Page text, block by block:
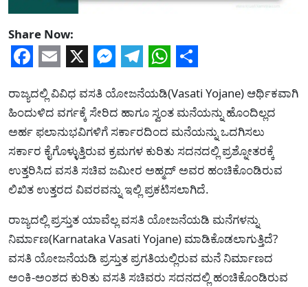
Share Now:
Facebook
Email
X Messenger
Telegram
WhatsApp
Share
ರಾಜ್ಯದಲ್ಲಿ ವಿವಿಧ ವಸತಿ ಯೋಜನೆಯಡಿ(Vasati Yojane) ಆರ್ಥಿಕವಾಗಿ
ಹಿಂದುಳಿದ ವರ್ಗಕ್ಕೆ ಸೇರಿದ ಹಾಗೂ ಸ್ವಂತ ಮನೆಯನ್ನು ಹೊಂದಿಲ್ಲದ
ಅರ್ಹ ಫಲಾನುಭವಿಗಳಿಗೆ ಸರ್ಕಾರದಿಂದ ಮನೆಯನ್ನು ಒದಗಿಸಲು
ಸರ್ಕಾರ ಕೈಗೊಳ್ಳುತ್ತಿರುವ ಕ್ರಮಗಳ ಕುರಿತು ಸದನದಲ್ಲಿ ಪ್ರಶ್ನೋತರಕ್ಕೆ
ಉತ್ತರಿಸಿದ ವಸತಿ ಸಚಿವ ಜಮೀರ ಅಹ್ಮದ್ ಅವರ ಹಂಚಿಕೊಂಡಿರುವ
ಲಿಖಿತ ಉತ್ತರದ ವಿವರವನ್ನು ಇಲ್ಲಿ ಪ್ರಕಟಿಸಲಾಗಿದೆ.
ರಾಜ್ಯದಲ್ಲಿ ಪ್ರಸ್ತುತ ಯಾವೆಲ್ಲ ವಸತಿ ಯೋಜನೆಯಡಿ ಮನೆಗಳನ್ನು
ನಿರ್ಮಾಣ(Karnataka Vasati Yojane) ಮಾಡಿಕೊಡಲಾಗುತ್ತಿದೆ?
ವಸತಿ ಯೋಜನೆಯಡಿ ಪ್ರಸ್ತುತ ಪ್ರಗತಿಯಲ್ಲಿರುವ ಮನೆ ನಿರ್ಮಾಣದ
ಅಂಕಿ-ಅಂಶದ ಕುರಿತು ವಸತಿ ಸಚಿವರು ಸದನದಲ್ಲಿ ಹಂಚಿಕೊಂಡಿರುವ